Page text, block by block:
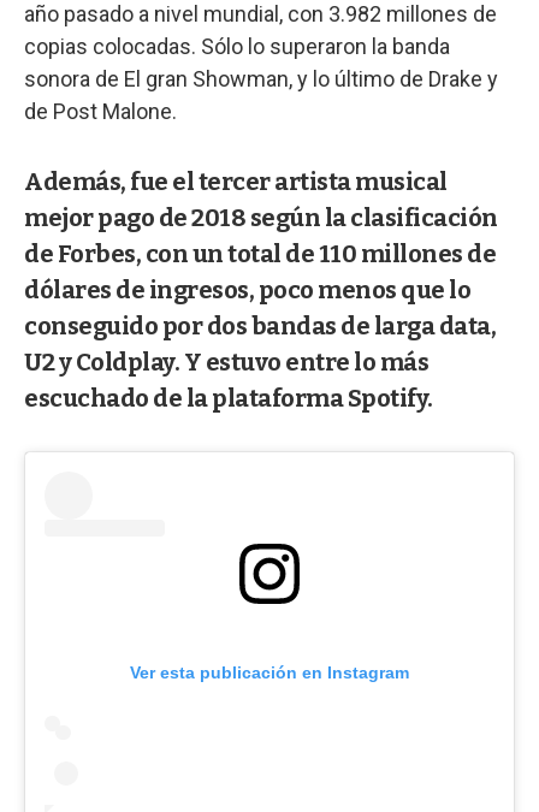
año pasado a nivel mundial, con 3.982 millones de
copias colocadas. Sólo lo superaron la banda
sonora de El gran Showman, y lo último de Drake y
de Post Malone.
Además, fue el tercer artista musical
mejor pago de 2018 según la clasificación
de Forbes, con un total de 110 millones de
dólares de ingresos, poco menos que lo
conseguido por dos bandas de larga data,
U2 y Coldplay. Y estuvo entre lo más
escuchado de la plataforma Spotify.
Ver esta publicación en Instagram